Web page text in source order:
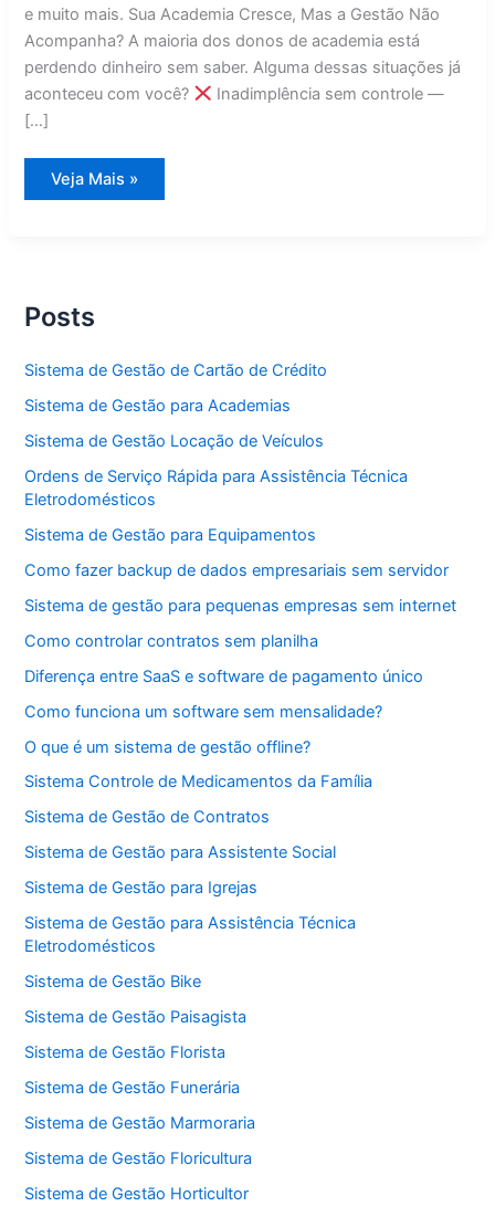
e muito mais. Sua Academia Cresce, Mas a Gestão Não
Acompanha? A maioria dos donos de academia está
perdendo dinheiro sem saber. Alguma dessas situações já
aconteceu com você?
Inadimplência sem controle —
[…]
Sistema
de
Veja Mais »
Posts
Sistema de Gestão de Cartão de Crédito
Sistema de Gestão para Academias
Sistema de Gestão Locação de Veículos
Ordens de Serviço Rápida para Assistência Técnica
Eletrodomésticos
Sistema de Gestão para Equipamentos
Como fazer backup de dados empresariais sem servidor
Sistema de gestão para pequenas empresas sem internet
Como controlar contratos sem planilha
Diferença entre SaaS e software de pagamento único
Como funciona um software sem mensalidade?
O que é um sistema de gestão offline?
Sistema Controle de Medicamentos da Família
Sistema de Gestão de Contratos
Sistema de Gestão para Assistente Social
Sistema de Gestão para Igrejas
Sistema de Gestão para Assistência Técnica
Eletrodomésticos
Sistema de Gestão Bike
Sistema de Gestão Paisagista
Sistema de Gestão Florista
Sistema de Gestão Funerária
Sistema de Gestão Marmoraria
Sistema de Gestão Floricultura
Sistema de Gestão Horticultor